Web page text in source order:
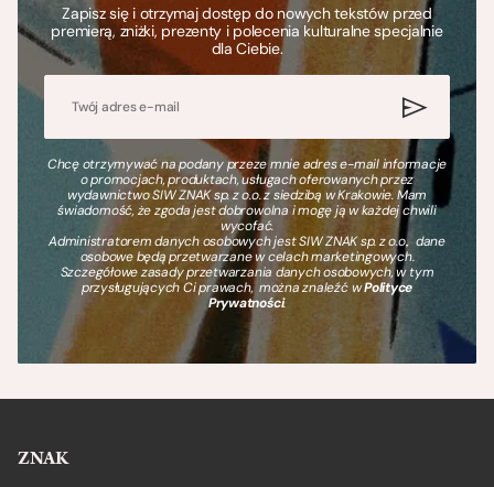
Zapisz się i otrzymaj dostęp do nowych tekstów przed
premierą, zniżki, prezenty i polecenia kulturalne specjalnie
dla Ciebie.
Chcę otrzymywać na podany przeze mnie adres e-mail informacje
o promocjach, produktach, usługach oferowanych przez
wydawnictwo SIW ZNAK sp. z o.o. z siedzibą w Krakowie. Mam
świadomość, że zgoda jest dobrowolna i mogę ją w każdej chwili
wycofać.
Administratorem danych osobowych jest SIW ZNAK sp. z o.o., dane
osobowe będą przetwarzane w celach marketingowych.
Szczegółowe zasady przetwarzania danych osobowych, w tym
przysługujących Ci prawach, można znaleźć wPolityce
Prywatności.
ZNAK